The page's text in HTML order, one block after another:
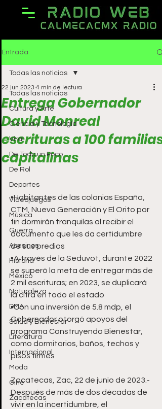
Entrada
Todas las noticias
Cultura y Arte
Ciencia y Tecnología
Viral
De Todo un Poco
De Rol
Deportes
Videojuegos
Música
Guerra
Asesinos
Historia
México
Naturaleza
DMA
Salud y Bienestar
Literatura
Internacional
Moda
Cine
Zacatecas
Todas las noticias
Entrega Gobernador
David Monreal
escrituras a 100 familias
capitalinas
22 jun 2023 4 min de lectura
▪️Habitantes de las colonias España,
CTM, Nueva Generación y El Orito por
fin dormirán tranquilas al recibir el
documento que les da certidumbre
de sus predios
▪️A través de la Seduvot, durante 2022
se superó la meta de entregar más de
2 mil escrituras; en 2023, se duplicará
la cifra en todo el estado
▪️Con una inversión de 5.8 mdp, el
Gobernador otorgó apoyos del
programa Construyendo Bienestar,
como dormitorios, baños, techos y
pisos firmes
Zacatecas, Zac, 22 de junio de 2023.-
Después de más de dos décadas de
vivir en la incertidumbre, el